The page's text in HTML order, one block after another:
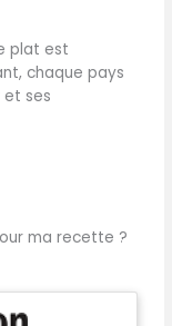
plat est
chaque pays
et ses
ma recette ?